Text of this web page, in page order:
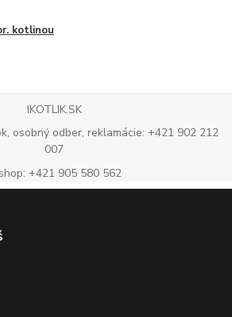
kotlinou
IKOTLIK.SK
osobný odber, reklamácie: +421 902 212
007
+421 905 580 562